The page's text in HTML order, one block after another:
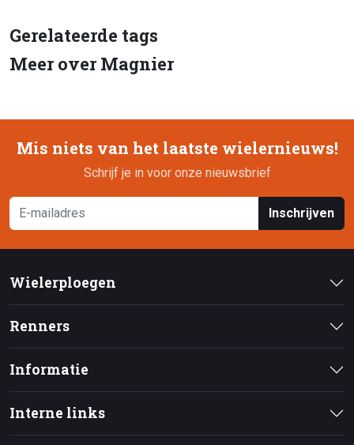
Gerelateerde tags
Meer over Magnier
Mis niets van het laatste wielernieuws!
Schrijf je in voor onze nieuwsbrief
Inschrijven
Wielerploegen
Renners
Informatie
Interne links